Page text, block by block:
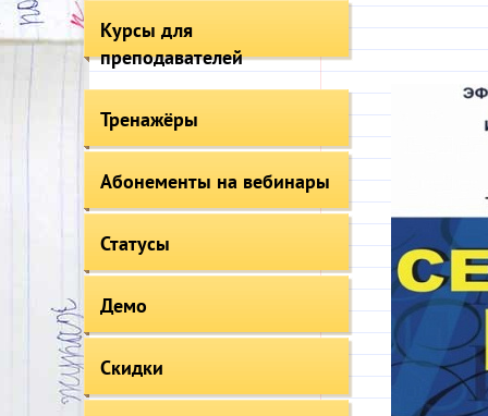
Курсы для
преподавателей
Тренажёры
Абонементы на вебинары
Статусы
Демо
Скидки